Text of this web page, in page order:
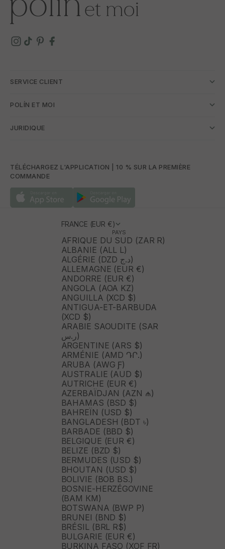
SERVICE CLIENT
POLÍN ET MOI
JURIDIQUE
TÉLÉCHARGEZ L'APPLICATION | 10 % SUR LA PREMIÈRE
COMMANDE
FRANCE (EUR €)
PAYS
AFRIQUE DU SUD (ZAR R)
ALBANIE (ALL L)
ALGÉRIE (DZD د.ج)
ALLEMAGNE (EUR €)
ANDORRE (EUR €)
ANGOLA (AOA KZ)
ANGUILLA (XCD $)
ANTIGUA-ET-BARBUDA
(XCD $)
ARABIE SAOUDITE (SAR
ر.س)
ARGENTINE (ARS $)
ARMÉNIE (AMD ԴՐ.)
ARUBA (AWG Ƒ)
AUSTRALIE (AUD $)
AUTRICHE (EUR €)
AZERBAÏDJAN (AZN ₼)
BAHAMAS (BSD $)
BAHREÏN (USD $)
BANGLADESH (BDT ৳)
BARBADE (BBD $)
BELGIQUE (EUR €)
BELIZE (BZD $)
BERMUDES (USD $)
BHOUTAN (USD $)
BOLIVIE (BOB BS.)
BOSNIE-HERZÉGOVINE
(BAM КМ)
BOTSWANA (BWP P)
BRUNEI (BND $)
BRÉSIL (BRL R$)
BULGARIE (EUR €)
BURKINA FASO (XOF FR)